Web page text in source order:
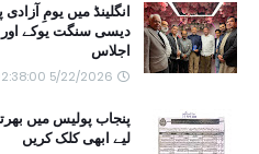
دیسی سنگت یوکے اور
اجلاس
5/22/2026 02:38:00 PM
پنجاب پولیس میں
لیے ابھی کلک کریں